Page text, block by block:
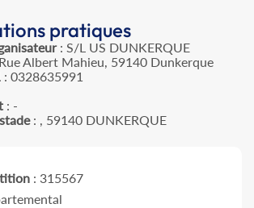
pratiques
: S/L US DUNKERQUE
Albert Mahieu, 59140 Dunkerque
: 0328635991
: -
: , 59140 DUNKERQUE
: 315567